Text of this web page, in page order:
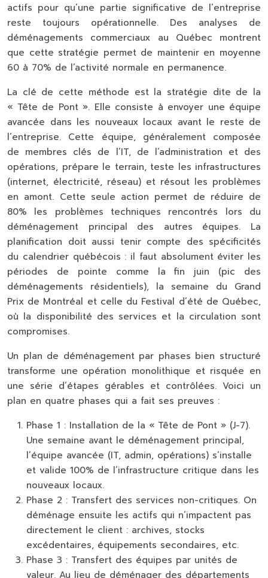
actifs pour qu’une partie significative de l’entreprise
reste toujours opérationnelle. Des analyses de
déménagements commerciaux au Québec montrent
que cette stratégie permet de maintenir en moyenne
60 à 70% de l’activité normale en permanence.
La clé de cette méthode est la stratégie dite de la
« Tête de Pont ». Elle consiste à envoyer une équipe
avancée dans les nouveaux locaux avant le reste de
l’entreprise. Cette équipe, généralement composée
de membres clés de l’IT, de l’administration et des
opérations, prépare le terrain, teste les infrastructures
(internet, électricité, réseau) et résout les problèmes
en amont. Cette seule action permet de réduire de
80% les problèmes techniques rencontrés lors du
déménagement principal des autres équipes. La
planification doit aussi tenir compte des spécificités
du calendrier québécois : il faut absolument éviter les
périodes de pointe comme la fin juin (pic des
déménagements résidentiels), la semaine du Grand
Prix de Montréal et celle du Festival d’été de Québec,
où la disponibilité des services et la circulation sont
compromises.
Un plan de déménagement par phases bien structuré
transforme une opération monolithique et risquée en
une série d’étapes gérables et contrôlées. Voici un
plan en quatre phases qui a fait ses preuves :
Phase 1 : Installation de la « Tête de Pont » (J-7).
Une semaine avant le déménagement principal,
l’équipe avancée (IT, admin, opérations) s’installe
et valide 100% de l’infrastructure critique dans les
nouveaux locaux.
Phase 2 : Transfert des services non-critiques. On
déménage ensuite les actifs qui n’impactent pas
directement le client : archives, stocks
excédentaires, équipements secondaires, etc.
Phase 3 : Transfert des équipes par unités de
valeur. Au lieu de déménager des départements